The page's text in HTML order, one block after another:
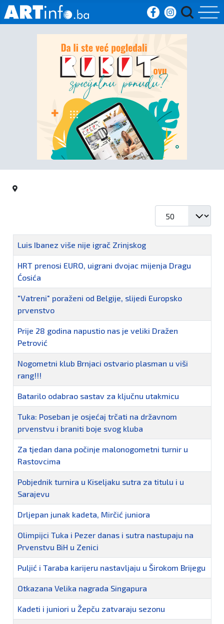
Početna
Kultura
kronika
Politika
Naziv
Luis Ibanez više nije igrač Zrinjskog
HRT prenosi EURO, uigrani dvojac mijenja Dragu
Ćosića
"Vatreni" poraženi od Belgije, slijedi Europsko
prvenstvo
Prije 28 godina napustio nas je veliki Dražen
Petrović
Nogometni klub Brnjaci ostvario plasman u viši
rang!!!
Batarilo odabrao sastav za ključnu utakmicu
Tuka: Poseban je osjećaj trčati na državnom
prvenstvu i braniti boje svog kluba
Za tjedan dana počinje malonogometni turnir u
Rastovcima
Pobjednik turnira u Kiseljaku sutra za titulu i u
Sarajevu
Drljepan junak kadeta, Mirčić juniora
Olimpijci Tuka i Pezer danas i sutra nastupaju na
Prvenstvu BiH u Zenici
Puljić i Taraba karijeru nastavljaju u Širokom Brijegu
Otkazana Velika nagrada Singapura
Kadeti i juniori u Žepču zatvaraju sezonu